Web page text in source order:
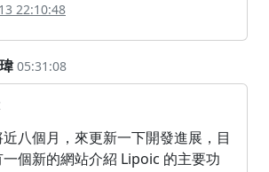
22:10:48
05:31:08
近八個月，來更新一下開發進展，目
個新的網站介紹 Lipoic 的主要功